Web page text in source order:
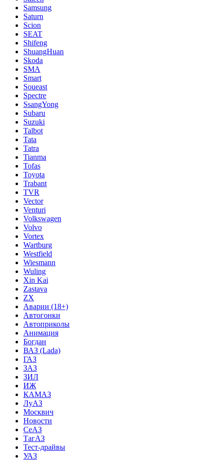
Samsung
Saturn
Scion
SEAT
Shifeng
ShuangHuan
Skoda
SMA
Smart
Soueast
Spectre
SsangYong
Subaru
Suzuki
Talbot
Tata
Tatra
Tianma
Tofas
Toyota
Trabant
TVR
Vector
Venturi
Volkswagen
Volvo
Vortex
Wartburg
Westfield
Wiesmann
Wuling
Xin Kai
Zastava
ZX
Аварии (18+)
Автогонки
Автоприколы
Анимация
Богдан
ВАЗ (Lada)
ГАЗ
ЗАЗ
ЗИЛ
ИЖ
КАМАЗ
ЛуАЗ
Москвич
Новости
СеАЗ
ТагАЗ
Тест-драйвы
УАЗ